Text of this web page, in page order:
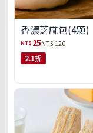
香濃芝麻包(4顆)
NT$ 25NT$ 120
2.1折